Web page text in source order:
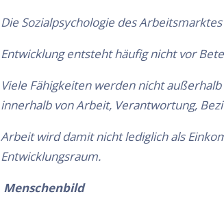
Die Sozialpsychologie des
Entwicklung entsteht häufig nicht vor
Viele Fähigkeiten werden nicht
innerhalb von Arbeit, Verantwortung,
Arbeit wird damit nicht lediglich als
Entwicklungsraum.
Menschenbild